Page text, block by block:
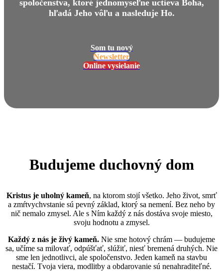
spoločenstva, ktoré jednomyseľne uctieva Boha,
hľadá Jeho vôľu a nasleduje Ho.
Som tu nový
Newsletter
Online vysielanie
Budujeme duchovný dom
Kristus je uholný kameň, na ktorom stojí všetko. Jeho život, smrť
a zmŕtvychvstanie sú pevný základ, ktorý sa nemení. Bez neho by
nič nemalo zmysel. Ale s Ním každý z nás dostáva svoje miesto,
svoju hodnotu a zmysel.
Každý z nás je živý kameň. Nie sme hotový chrám — budujeme
sa, učíme sa milovať, odpúšťať, slúžiť, niesť bremená druhých. Nie
sme len jednotlivci, ale spoločenstvo. Jeden kameň na stavbu
nestačí. Tvoja viera, modlitby a obdarovanie sú nenahraditeľné.